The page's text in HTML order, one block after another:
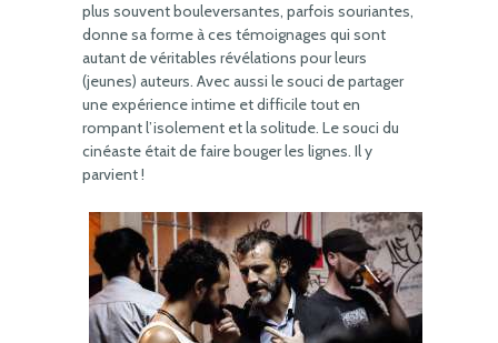
plus souvent bouleversantes, parfois souriantes,
donne sa forme à ces témoignages qui sont
autant de véritables révélations pour leurs
(jeunes) auteurs. Avec aussi le souci de partager
une expérience intime et difficile tout en
rompant l’isolement et la solitude. Le souci du
cinéaste était de faire bouger les lignes. Il y
parvient !